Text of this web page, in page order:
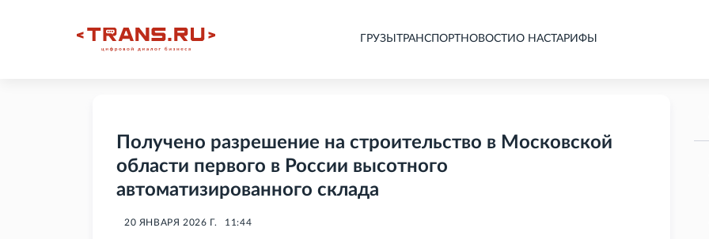
ГРУЗЫ ТРАНСПОРТНОВОСТИ О НАСТАРИФЫ
Получено разрешение на строительство в Московской
области первого в России высотного
автоматизированного склада
20 ЯНВАРЯ 2026 Г. 11:44